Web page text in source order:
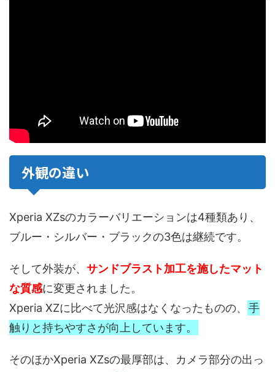
外観の違い
Xperia XZsのカラーバリエーションは4種類あり、
ブルー・シルバー・ブラックの3色は継続です。
そして外装が、 サンドブラスト加工を施したマット
な質感に変更されました。
Xperia XZに比べて光沢感はなくなったものの、 手
触りと持ちやすさが向上しています。
そのほかXperia XZsの最厚部は、カメラ部分の出っ